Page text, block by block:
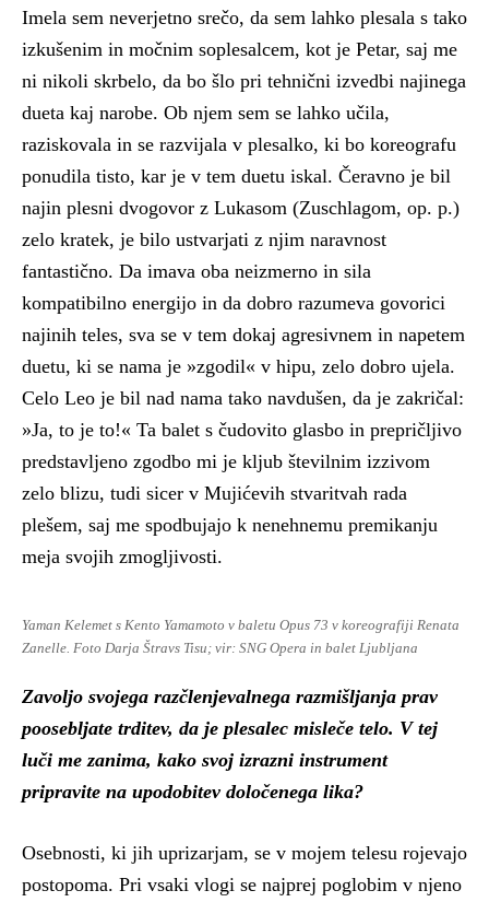
Imela sem neverjetno srečo, da sem lahko plesala s tako
izkušenim in močnim soplesalcem, kot je Petar, saj me
ni nikoli skrbelo, da bo šlo pri tehnični izvedbi najinega
dueta kaj narobe. Ob njem sem se lahko učila,
raziskovala in se razvijala v plesalko, ki bo koreografu
ponudila tisto, kar je v tem duetu iskal. Čeravno je bil
najin plesni dvogovor z Lukasom (Zuschlagom, op. p.)
zelo kratek, je bilo ustvarjati z njim naravnost
fantastično. Da imava oba neizmerno in sila
kompatibilno energijo in da dobro razumeva govorici
najinih teles, sva se v tem dokaj agresivnem in napetem
duetu, ki se nama je »zgodil« v hipu, zelo dobro ujela.
Celo Leo je bil nad nama tako navdušen, da je zakričal:
»Ja, to je to!« Ta balet s čudovito glasbo in prepričljivo
predstavljeno zgodbo mi je kljub številnim izzivom
zelo blizu, tudi sicer v Mujićevih stvaritvah rada
plešem, saj me spodbujajo k nenehnemu premikanju
meja svojih zmogljivosti.
Yaman Kelemet s Kento Yamamoto v baletu Opus 73 v koreografiji Renata
Zanelle. Foto Darja Štravs Tisu; vir: SNG Opera in balet Ljubljana
Zavoljo svojega razčlenjevalnega razmišljanja prav
poosebljate trditev, da je plesalec misleče telo. V tej
luči me zanima, kako svoj izrazni instrument
pripravite na upodobitev določenega lika?
Osebnosti, ki jih uprizarjam, se v mojem telesu rojevajo
postopoma. Pri vsaki vlogi se najprej poglobim v njeno